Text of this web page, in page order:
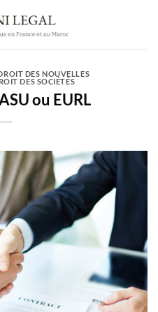
DES NOUVELLES
DES SOCIÉTÉS
ou EURL